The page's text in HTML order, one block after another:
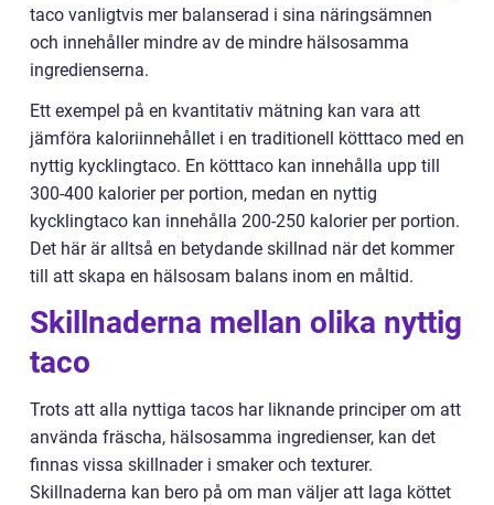
taco vanligtvis mer balanserad i sina näringsämnen
och innehåller mindre av de mindre hälsosamma
ingredienserna.
Ett exempel på en kvantitativ mätning kan vara att
jämföra kaloriinnehållet i en traditionell kötttaco med en
nyttig kycklingtaco. En kötttaco kan innehålla upp till
300-400 kalorier per portion, medan en nyttig
kycklingtaco kan innehålla 200-250 kalorier per portion.
Det här är alltså en betydande skillnad när det kommer
till att skapa en hälsosam balans inom en måltid.
Skillnaderna mellan olika nyttig
taco
Trots att alla nyttiga tacos har liknande principer om att
använda fräscha, hälsosamma ingredienser, kan det
finnas vissa skillnader i smaker och texturer.
Skillnaderna kan bero på om man väljer att laga köttet